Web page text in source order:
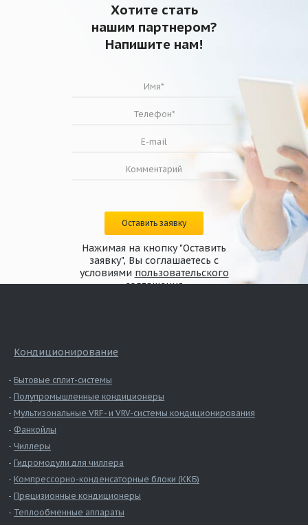
Хотите стать
нашим партнером?
Напишите нам!
Оставить заявку
Нажимая на кнопку "Оставить
заявку", Вы соглашаетесь с
условиями пользовательского
соглашения
Кондиционирование
Бытовые сплит-системы
Полупромышленные кондиционеры
Мультизональные VRF- и VRV-системы кондиционирования
Фанкойлы
Чиллеры
Гидромодули для чиллера
Компрессорно-конденсаторные блоки (ККБ)
Прецизионные кондиционеры
Теплообменные аппараты